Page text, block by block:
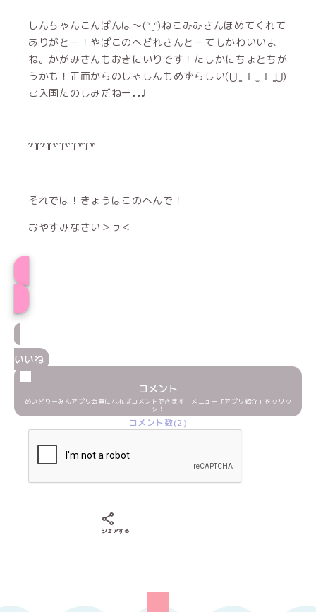
しんちゃんこんばんは〜(ᐢ ̫ᐢ)ねこみみさんほめてくれて
ありがとー！やぱこのへどれさんとーてもかわいいよ
ね。かがみさんもおきにいりです！たしかにちょとちが
うかも！正面からのしゃしんもめずらしい(⋃ ̳ Ⅰ ̫ Ⅰ ̳⋃)
ご入国たのしみだねー♩♩♩
꒷꒦꒷꒦꒷꒦꒷꒦꒷꒦꒷
それでは！きょうはこのへんで！
おやすみなさい＞ヮ＜
いいね
コメント
めいどりーみんアプリ会員になればコメントできます！メニュー「アプリ紹介」をクリッ
ク！
コメント数(2)
シェアする